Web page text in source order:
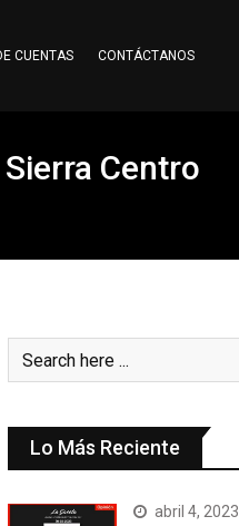
CUENTAS CONTÁCTANOS
Centro
Lo Más Reciente
abril 4, 2023